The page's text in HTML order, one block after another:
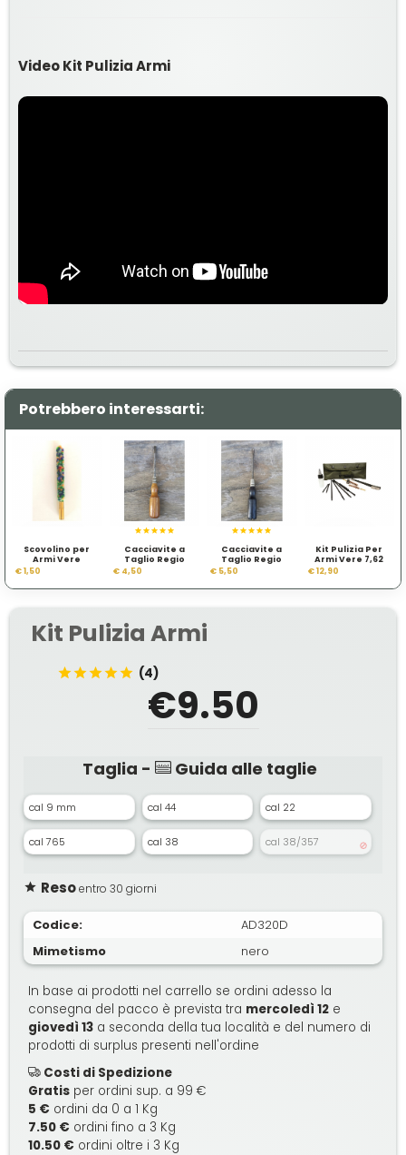
Video Kit Pulizia Armi
Potrebbero interessarti:
Scovolino per
Armi Vere
Morbido
€ 1,50
Cacciavite a
Taglio Regio
Esercito Italiano
€ 4,50
Cacciavite a
Taglio Regio
Esercito Italiano
€ 5,50
Kit Pulizia Per
Armi Vere 7,62
€ 12,90
Kit Pulizia Armi
(4)
€9.50
Taglia - Guida alle taglie
cal 9 mm cal 44 cal 22
cal 765 cal 38 cal 38/357
Resoentro 30 giorni
Codice:
AD320D
Mimetismo
nero
In base ai prodotti nel carrello se ordini adesso la
consegna del pacco è prevista tra mercoledì 12 e
giovedì 13 a seconda della tua località e del numero di
prodotti di surplus presenti nell'ordine
Costi di Spedizione
Gratis per ordini sup. a 99 €
5 € ordini da 0 a 1 Kg
7.50 € ordini fino a 3 Kg
10.50 € ordini oltre i 3 Kg